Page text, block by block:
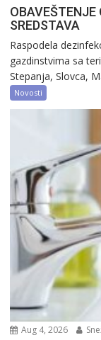
OBAVEŠTENJE
SREDSTAVA
Raspodela
gazdinstvima sa
Stepanja, Slovca,
Novosti
Aug 4, 2026